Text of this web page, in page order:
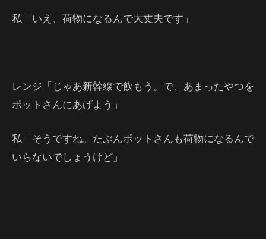
私「いえ、荷物になるんで大丈夫です」
レンジ「じゃあ新幹線で飲もう。で、あまったやつを
ポットさんにあげよう」
私「そうですね。たぶんポットさんも荷物になるんで
いらないでしょうけど」